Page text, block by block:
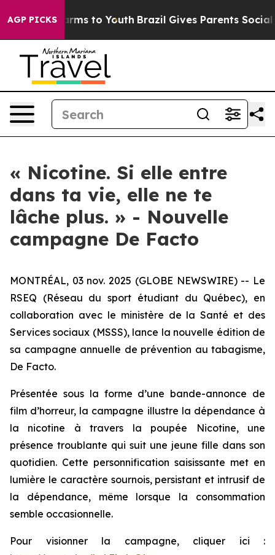
AGP PICKSHarms to Youth Brazil Gives Parents Social
« Nicotine. Si elle entre
dans ta vie, elle ne te
lâche plus. » - Nouvelle
campagne De Facto
MONTRÉAL, 03 nov. 2025 (GLOBE NEWSWIRE) -- Le
RSEQ (Réseau du sport étudiant du Québec), en
collaboration avec le ministère de la Santé et des
Services sociaux (MSSS), lance la nouvelle édition de
sa campagne annuelle de prévention au tabagisme,
De Facto.
Présentée sous la forme d’une bande-annonce de
film d’horreur, la campagne illustre la dépendance à
la nicotine à travers la poupée Nicotine, une
présence troublante qui suit une jeune fille dans son
quotidien. Cette personnification saisissante met en
lumière le caractère sournois, persistant et intrusif de
la dépendance, même lorsque la consommation
semble occasionnelle.
Pour visionner la campagne, cliquer ici :